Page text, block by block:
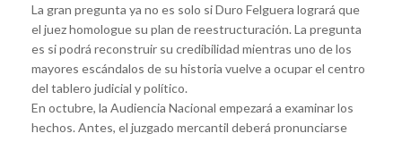
La gran pregunta ya no es solo si Duro Felguera logrará que
el juez homologue su plan de reestructuración. La pregunta
es si podrá reconstruir su credibilidad mientras uno de los
mayores escándalos de su historia vuelve a ocupar el centro
del tablero judicial y político.
En octubre, la Audiencia Nacional empezará a examinar los
hechos. Antes, el juzgado mercantil deberá pronunciarse